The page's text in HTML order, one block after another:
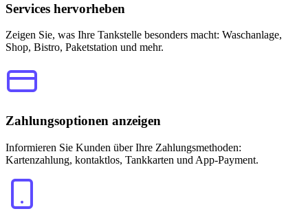
Services hervorheben
Zeigen Sie, was Ihre Tankstelle besonders macht: Waschanlage,
Shop, Bistro, Paketstation und mehr.
Zahlungsoptionen anzeigen
Informieren Sie Kunden über Ihre Zahlungsmethoden:
Kartenzahlung, kontaktlos, Tankkarten und App-Payment.